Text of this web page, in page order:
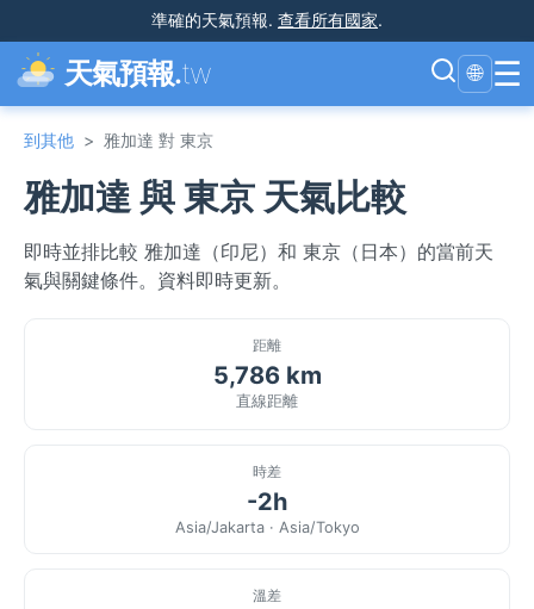
準確的天氣預報. 查看所有國家.
天氣預報.tw 🌐 ☰
到其他 > 雅加達 對 東京
雅加達 與 東京 天氣比較
即時並排比較 雅加達（印尼）和 東京（日本）的當前天
氣與關鍵條件。資料即時更新。
距離
5,786 km
直線距離
時差
-2h
Asia/Jakarta · Asia/Tokyo
溫差